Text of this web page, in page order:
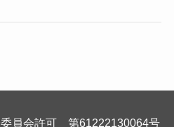
員会許可 第61222130064号